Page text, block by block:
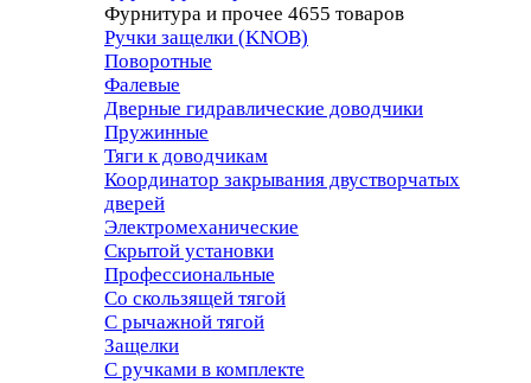
Фурнитура и прочее 4655 товаров
Ручки защелки (KNOB)
Поворотные
Фалевые
Дверные гидравлические доводчики
Пружинные
Тяги к доводчикам
Координатор закрывания двустворчатых
дверей
Электромеханические
Скрытой установки
Профессиональные
Со скользящей тягой
С рычажной тягой
Защелки
С ручками в комплекте